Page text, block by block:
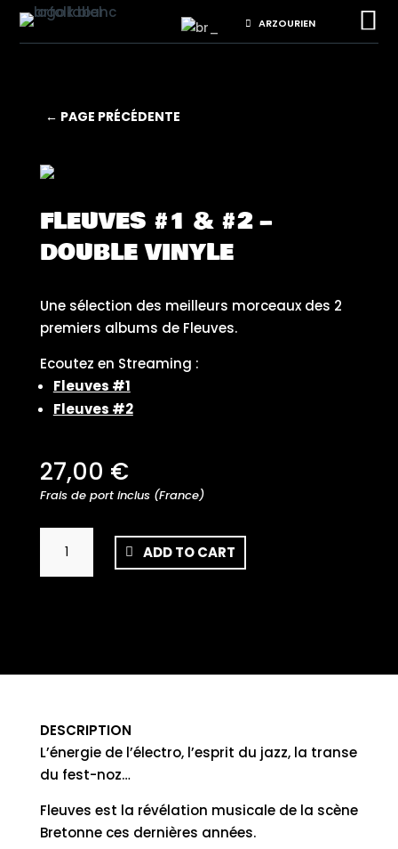
ARZOURIEN 
← PAGE PRÉCÉDENTE
FLEUVES #1 & #2 –
DOUBLE VINYLE
Une sélection des meilleurs morceaux des 2
premiers albums de Fleuves.
Ecoutez en Streaming :
Fleuves #1
Fleuves #2
27,00 €
Frais de port inclus (France)
&
Vinyle
ADD TO CART
DESCRIPTION
L’énergie de l’électro, l’esprit du jazz, la transe
du fest-noz…
Fleuves est la révélation musicale de la scène
Bretonne ces dernières années.